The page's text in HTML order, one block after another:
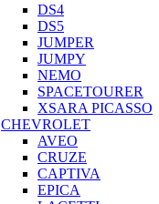
DS4
DS5
JUMPER
JUMPY
NEMO
SPACETOURER
XSARA PICASSO
CHEVROLET
AVEO
CRUZE
CAPTIVA
EPICA